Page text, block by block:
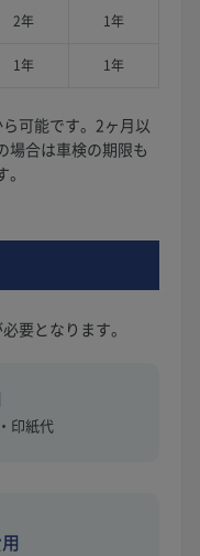
2年 1年
1年 1年
可能です。2ヶ月以
場合は車検の期限も
要となります。
印紙代